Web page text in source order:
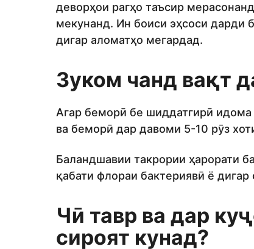
деворҳои рагҳо таъсир
мекунанд. Ин боиси эҳсоси дарди
дигар аломатҳо мегардад.
Зуком чанд вақт
Агар беморӣ бе шиддатгирӣ
ва беморӣ дар давоми 5-10 рӯз
Баландшавии такрории ҳарорати
қабати флораи бактериявӣ ё
Чӣ тавр ва дар
сироят кунад?